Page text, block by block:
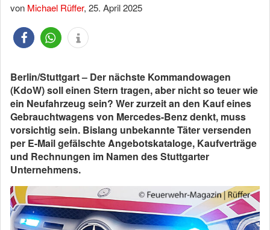
von Michael Rüffer, 25. April 2025
Berlin/Stuttgart – Der nächste Kommandowagen
(KdoW) soll einen Stern tragen, aber nicht so teuer wie
ein Neufahrzeug sein? Wer zurzeit an den Kauf eines
Gebrauchtwagens von Mercedes-Benz denkt, muss
vorsichtig sein. Bislang unbekannte Täter versenden
per E-Mail gefälschte Angebotskataloge, Kaufverträge
und Rechnungen im Namen des Stuttgarter
Unternehmens.